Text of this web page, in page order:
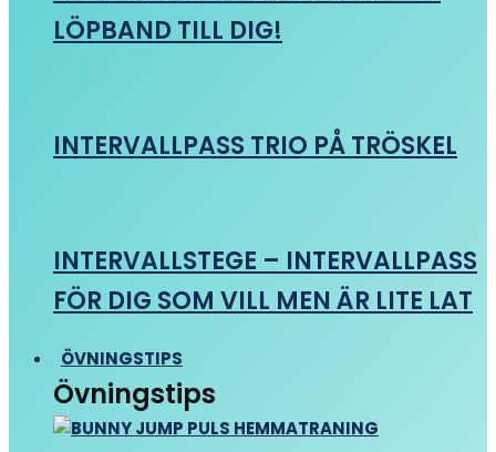
LÖPBAND TILL DIG!
INTERVALLPASS TRIO PÅ TRÖSKEL
INTERVALLSTEGE – INTERVALLPASS
FÖR DIG SOM VILL MEN ÄR LITE LAT
ÖVNINGSTIPS
Övningstips